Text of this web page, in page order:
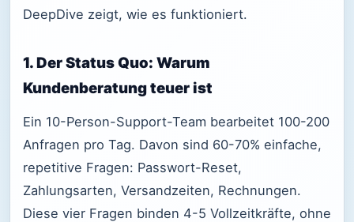
DeepDive zeigt, wie es funktioniert.
1. Der Status Quo: Warum
Kundenberatung teuer ist
Ein 10-Person-Support-Team bearbeitet 100-200
Anfragen pro Tag. Davon sind 60-70% einfache,
repetitive Fragen: Passwort-Reset,
Zahlungsarten, Versandzeiten, Rechnungen.
Diese vier Fragen binden 4-5 Vollzeitkräfte, ohne